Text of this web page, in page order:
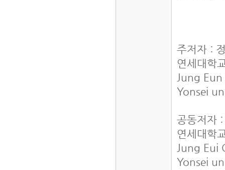
주저자 :
연세대학
Jung
Yonsei
공동저자
연세대학
Jung Eui
Yonsei